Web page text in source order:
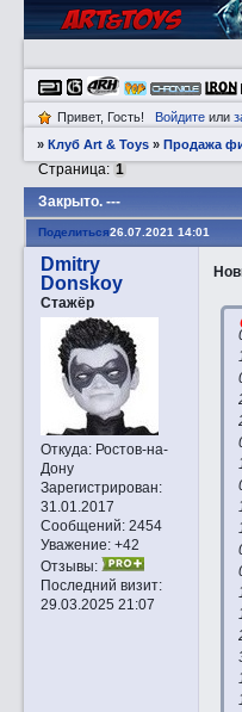
Привет, Гость! Войдитеили
»Клуб Art & Toys »Продажа
Закрытo. ---
Страница: 1
Поделиться26.07.2021 14:01
Dmitry
Donskoy
Стажёр
Откуда:Ростов-на-
Дону
Зарегистрирован:
31.01.2017
Сообщений:2454
Уважение: +42
Отзывы:
Последний визит:
29.03.2025 21:07